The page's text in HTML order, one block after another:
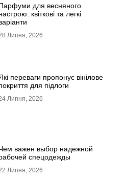
для весняного
квіткові та легкі
Липня, 2026
переваги пропонує вінілове
для підлоги
Липня, 2026
важен выбор надежной
спецодежды
Липня, 2026